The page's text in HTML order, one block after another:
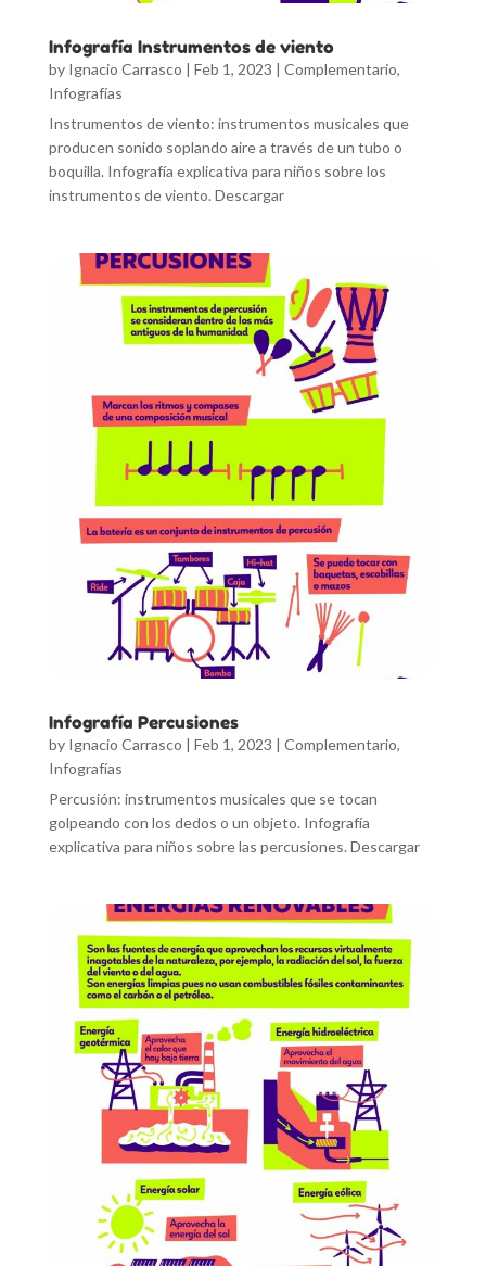
Infografía Instrumentos de viento
by Ignacio Carrasco | Feb 1, 2023 | Complementario,
Infografías
Instrumentos de viento: instrumentos musicales que
producen sonido soplando aire a través de un tubo o
boquilla. Infografía explicativa para niños sobre los
instrumentos de viento. Descargar
Infografía Percusiones
by Ignacio Carrasco | Feb 1, 2023 | Complementario,
Infografías
Percusión: instrumentos musicales que se tocan
golpeando con los dedos o un objeto. Infografía
explicativa para niños sobre las percusiones. Descargar